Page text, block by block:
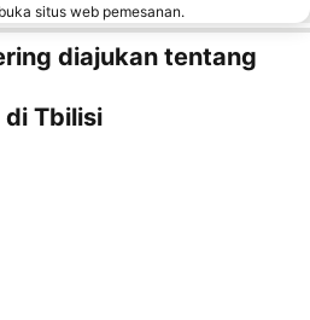
situs web pemesanan.
diajukan tentang
di Tbilisi